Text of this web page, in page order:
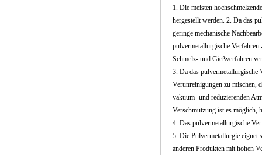
1. Die meisten
hergestellt werden. 2. Da das
geringe mechanische
pulvermetallurgische
Schmelz- und Gießverfahren
3. Da das pulvermetallurgische
Verunreinigungen zu mischen,
vakuum- und reduzierenden
Verschmutzung ist es möglich,
4. Das pulvermetallurgische
5. Die Pulvermetallurgie eignet
anderen Produkten mit hohen